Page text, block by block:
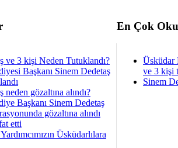
En Çok
ve 3 kişi Neden Tutuklandı?
Başkanı Sinem Dedetaş
neden gözaltına alındı?
Başkanı Sinem Dedetaş
gözaltına alındı
etti
Üsküdarlılara
Üsküdar
ve 3 kişi
Sinem